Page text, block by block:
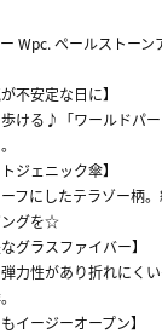
Wpc. ペールストーン
不安定な日に】
ける♪「ワールドパ
ジェニック傘】
フにしたテラゾー柄
ングを☆
グラスファイバー】
力性があり折れにく
イージーオープン】